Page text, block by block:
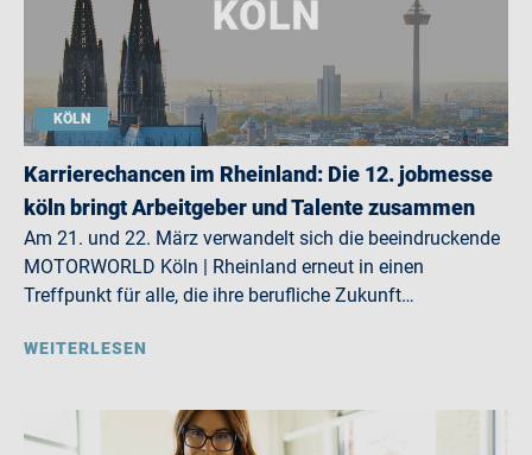
KÖLN
Karrierechancen im Rheinland: Die 12. jobmesse
köln bringt Arbeitgeber und Talente zusammen
Am 21. und 22. März verwandelt sich die beeindruckende
MOTORWORLD Köln | Rheinland erneut in einen
Treffpunkt für alle, die ihre berufliche Zukunft…
WEITERLESEN